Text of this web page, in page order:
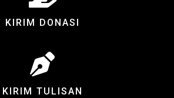
KIRIM DONASI
KIRIM TULISAN